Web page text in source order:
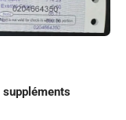
suppléments